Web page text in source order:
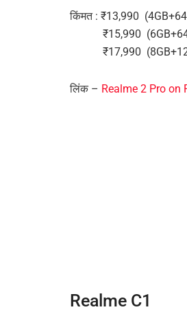
किंमत : ₹13,990
₹15,990
₹17,990
लिंक – Realme 2 Pro on
Realme C1